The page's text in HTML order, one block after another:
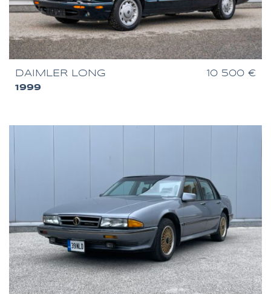
DAIMLER LONG
1999
10 500 €